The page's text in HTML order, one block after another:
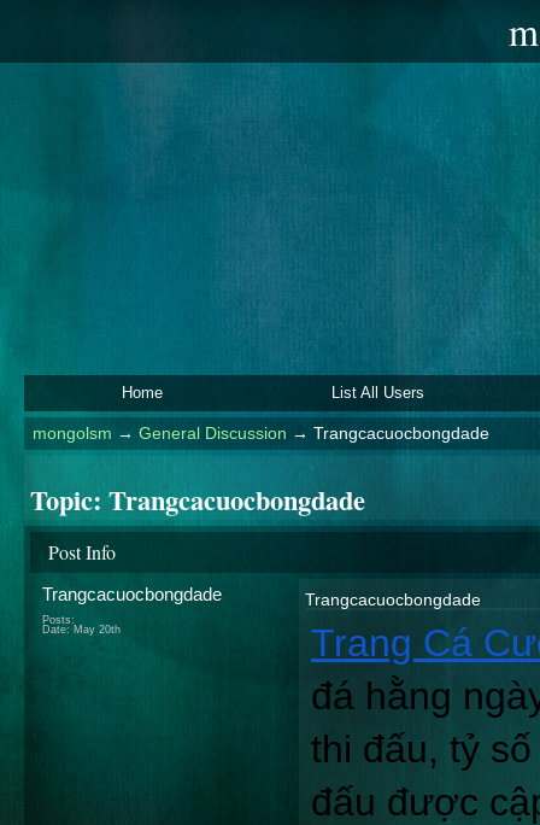
Home List All Users
mongolsm → General Discussion → Trangcacuocbongdade
Topic: Trangcacuocbongdade
Post Info
Trangcacuocbongdade
Posts:
Date: May 20th
Trangcacuocbongdade
Trang Cá
đá hằng
thi đấu, tỷ
đấu được